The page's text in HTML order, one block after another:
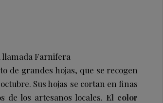
llamada Farnifera
de grandes hojas, que se recogen
Sus hojas se cortan en finas
los artesanos locales. El color